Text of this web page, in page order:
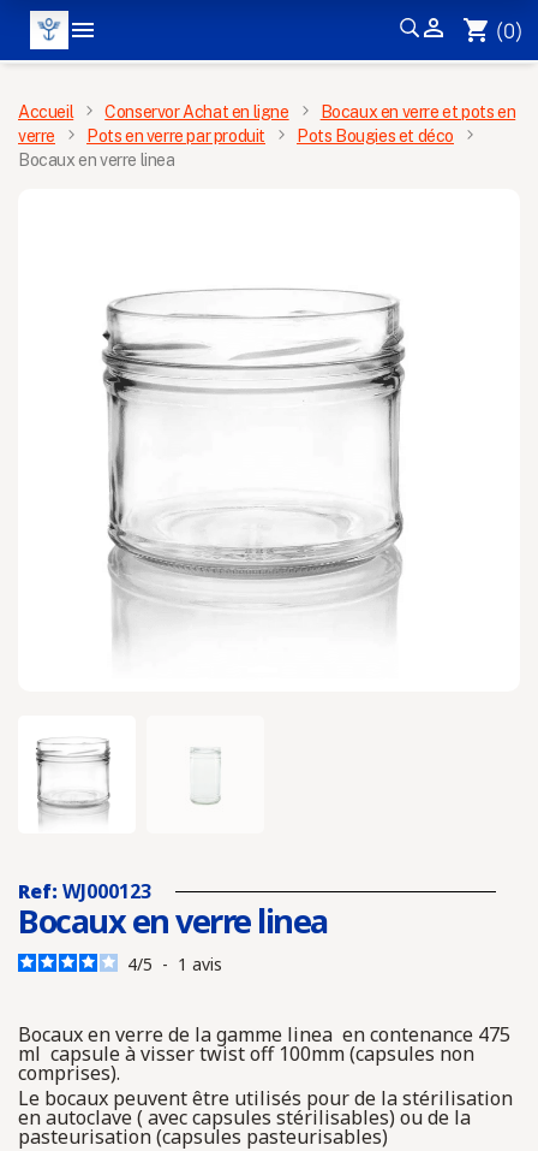
  shopping_cart (0)
MENU
Accueil Conservor Achat en ligne
Bocaux en verre et pots en
verre
Pots en verre par produit
Pots Bougies et déco
Bocaux en verre linea
Ref: WJ000123
Bocaux en verre linea
4/5 - 1 avis
Bocaux en verre de la gamme linea en contenance 475
ml capsule à visser twist off 100mm (capsules non
comprises).
Le bocaux peuvent être utilisés pour de la stérilisation
en autoclave ( avec capsules stérilisables) ou de la
pasteurisation (capsules pasteurisables)